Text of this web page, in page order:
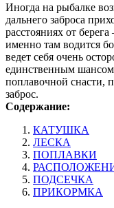
Иногда на рыбалке
дальнего заброса
расстояниях от
именно там водится
ведет себя очень
единственным
поплавочной снасти,
заброс.
Содержание:
КАТУШКА
ЛЕСКА
ПОПЛАВКИ
ПОДСЕЧКА
ПРИКОРМКА